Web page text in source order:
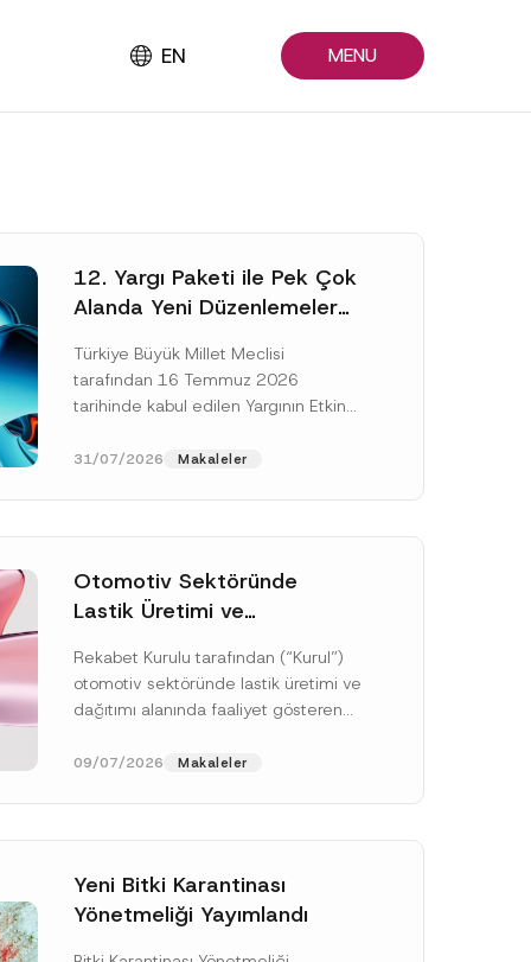
EN MENU
12. Yargı Paketi ile Pek Çok
Alanda Yeni Düzenlemeler
Türkiye Büyük Millet Meclisi
tarafından 16 Temmuz 2026
tarihinde kabul edilen Yargının Etkin
Kanunlarda Değişiklik Yapılmasına
31/07/2026 Makaleler
Otomotiv Sektöründe
Lastik Üretimi ve
Soruşturması Sonuçlandı:
Toplam 3,6 Milyar TL İdari
Hükmedilmiştir
Rekabet Kurulu tarafından (“Kurul”)
otomotiv sektöründe lastik üretimi ve
dağıtımı alanında faaliyet gösteren
Rekabetin Korunması Hakkında
09/07/2026 Makaleler
Yeni Bitki Karantinası
Yönetmeliği Yayımlandı